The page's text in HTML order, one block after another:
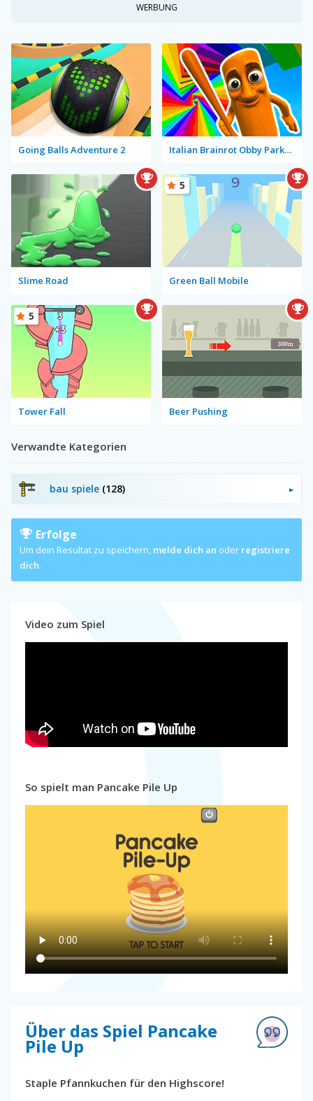
WERBUNG
Going Balls Adventure 2 Italian Brainrot Obby Parkour
Slime Road Green Ball Mobile
5
Tower Fall
5
Beer Pushing
Verwandte Kategorien
bau spiele (128)
Erfolge
Um dein Resultat zu speichern, melde dich an oder registriere
dich.
Video zum Spiel
So spielt man Pancake Pile Up
Über das Spiel Pancake
Pile Up
Staple Pfannkuchen für den Highscore!